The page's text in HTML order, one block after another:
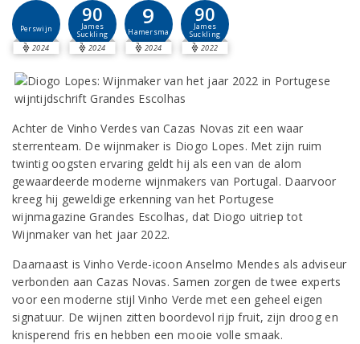
Perswijn
2024
90
James
Suckling
2024
9
Hamersma
2024
90
James
Suckling
2022
Achter de Vinho Verdes van Cazas Novas zit een waar
sterrenteam. De wijnmaker is Diogo Lopes. Met zijn ruim
twintig oogsten ervaring geldt hij als een van de alom
gewaardeerde moderne wijnmakers van Portugal. Daarvoor
kreeg hij geweldige erkenning van het Portugese
wijnmagazine Grandes Escolhas, dat Diogo uitriep tot
Wijnmaker van het jaar 2022.
Daarnaast is Vinho Verde-icoon Anselmo Mendes als adviseur
verbonden aan Cazas Novas. Samen zorgen de twee experts
voor een moderne stijl Vinho Verde met een geheel eigen
signatuur. De wijnen zitten boordevol rijp fruit, zijn droog en
knisperend fris en hebben een mooie volle smaak.